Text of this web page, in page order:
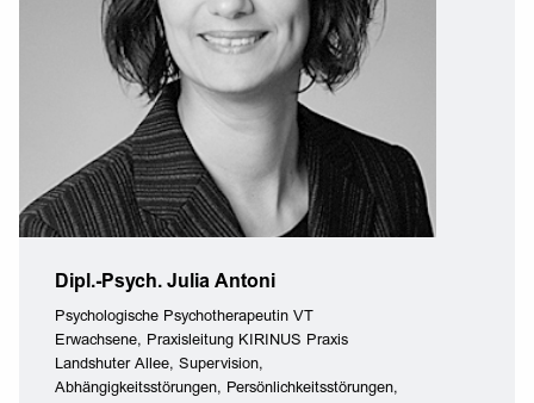
Dipl.-Psych. Julia Antoni
Psychologische Psychotherapeutin VT
Erwachsene, Praxisleitung KIRINUS Praxis
Landshuter Allee, Supervision,
Abhängigkeitsstörungen, Persönlichkeitsstörungen,